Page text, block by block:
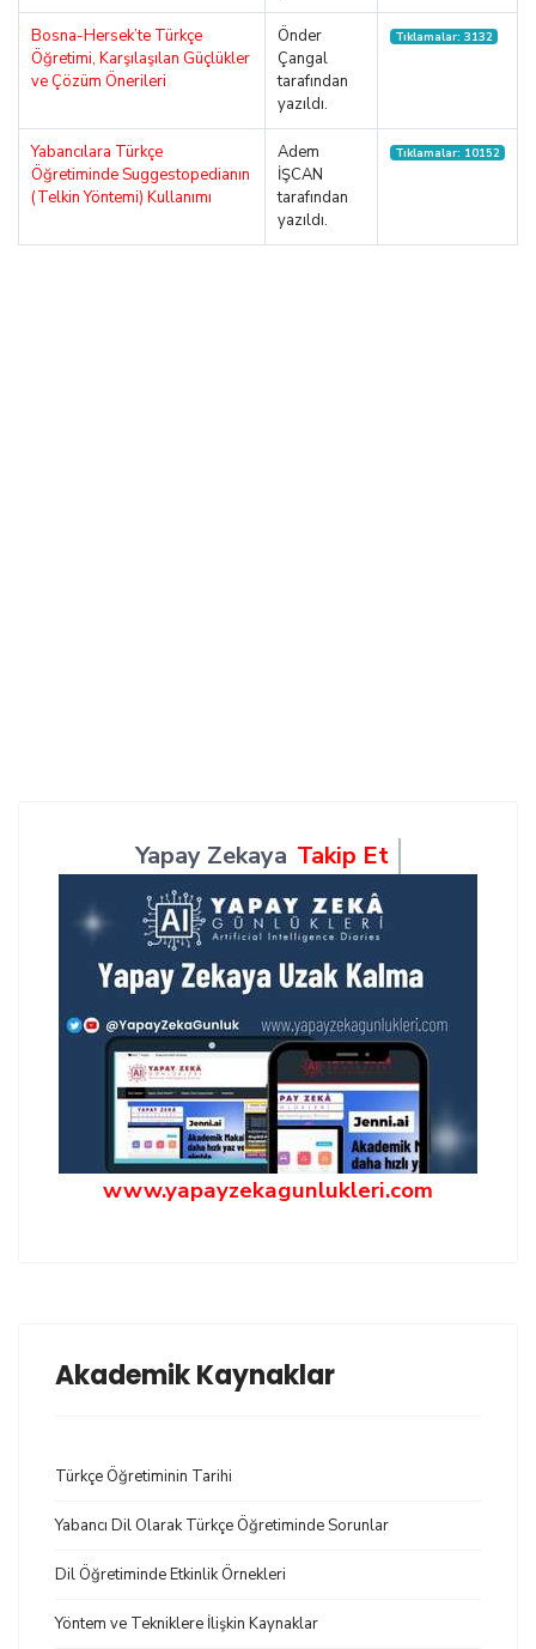
Bosna-Hersek’te Türkçe
Öğretimi, Karşılaşılan Güçlükler
ve Çözüm Önerileri
Önder
Çangal
tarafından
yazıldı.
Tıklamalar: 3132
Yabancılara Türkçe
Öğretiminde Suggestopedianın
(Telkin Yöntemi) Kullanımı
Adem
İŞCAN
tarafından
yazıldı.
Tıklamalar: 10152
Yapay Zekaya Takip Et
www.yapayzekagunlukleri.com
Akademik Kaynaklar
Türkçe Öğretiminin Tarihi
Yabancı Dil Olarak Türkçe Öğretiminde Sorunlar
Dil Öğretiminde Etkinlik Örnekleri
Yöntem ve Tekniklere İlişkin Kaynaklar